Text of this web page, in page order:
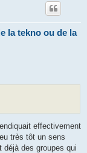
la tekno ou de la
effectivement
très tôt un sens
des groupes qui